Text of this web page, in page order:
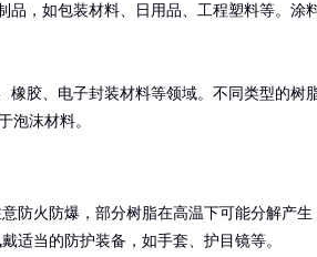
品，如包装材料、日用品、工程塑料等。涂
橡胶、电子封装材料等领域。不同类型的树
泡沫材料。
防火防爆，部分树脂在高温下可能分解产生
适当的防护装备，如手套、护目镜等。